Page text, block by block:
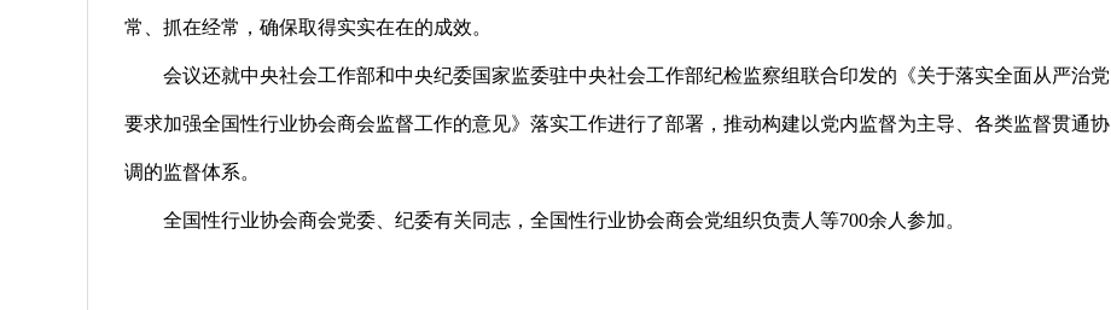
常、抓在经常，确保取得实实在在的成效。
会议还就中央社会工作部和中央纪委国家监委驻中央社会工作部纪检监察组联合印发的《关于落实全面从严治党
要求加强全国性行业协会商会监督工作的意见》落实工作进行了部署，推动构建以党内监督为主导、各类监督贯通协
调的监督体系。
全国性行业协会商会党委、纪委有关同志，全国性行业协会商会党组织负责人等700余人参加。